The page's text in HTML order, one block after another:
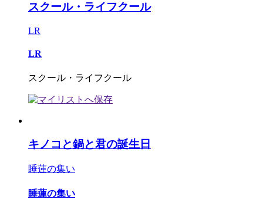
スクール・ライフクール
LR
LR
スクール・ライフクール
キノコと鍋と君の誕生日
睡蓮の集い
睡蓮の集い